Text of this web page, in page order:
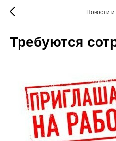
Новости и
Требуются